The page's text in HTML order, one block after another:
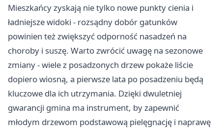
Mieszkańcy zyskają nie tylko nowe punkty cienia i
ładniejsze widoki - rozsądny dobór gatunków
powinien też zwiększyć odporność nasadzeń na
choroby i suszę. Warto zwrócić uwagę na sezonowe
zmiany - wiele z posadzonych drzew pokaże liście
dopiero wiosną, a pierwsze lata po posadzeniu będą
kluczowe dla ich utrzymania. Dzięki dwuletniej
gwarancji gmina ma instrument, by zapewnić
młodym drzewom podstawową pielęgnację i naprawę